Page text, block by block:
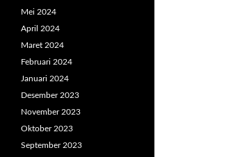
Mei 2024
April 2024
Maret 2024
Februari 2024
Januari 2024
Desember 2023
November 2023
Oktober 2023
September 2023